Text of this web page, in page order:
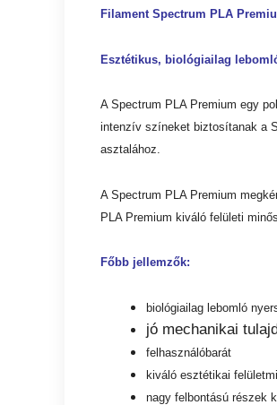
Filament Spectrum PLA
Esztétikus, biológiailag
A Spectrum PLA Premium egy
intenzív színeket biztosítanak a
asztalához.
A Spectrum PLA Premium
PLA Premium kiváló felületi
Főbb jellemzők:
biológiailag lebomló
jó mechanikai
felhasználóbarát
kiváló esztétikai
nagy felbontású részek